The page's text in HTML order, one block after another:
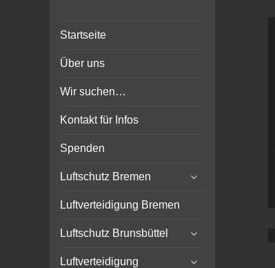
Bunker-Kiel.com
Wilhelmshaven Flensburg
Rendsburg Luftschutz Stollen
Startseite
Über uns
Wir suchen…
Kontakt für Infos
Spenden
Luftschutz Bremen
expand
Luftverteidigung Bremen
Luftschutz Brunsbüttel
expand
menu
Luftverteidigung
expand